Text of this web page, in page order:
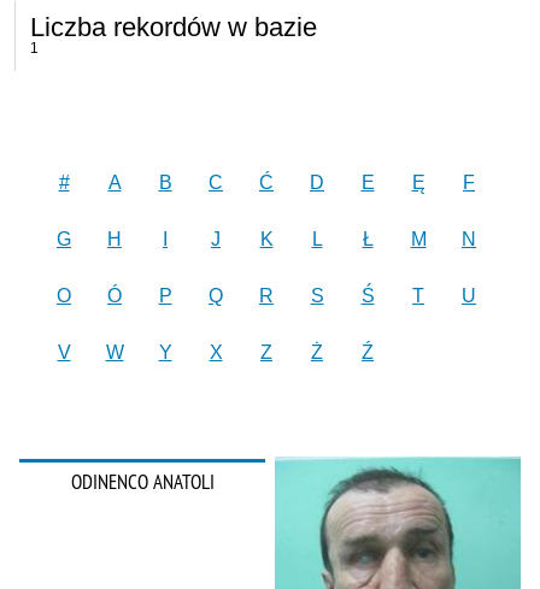
Liczba rekordów w bazie
1
# A B C Ć D E Ę F
G H J K L Ł M N
O Ó P Q R S Ś T U
V W Y X Z Ż Ź
ODINENCO ANATOLI